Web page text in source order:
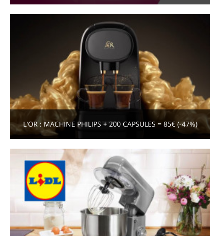
L'OR : MACHINE PHILIPS + 200 CAPSULES = 85€ (-47%)